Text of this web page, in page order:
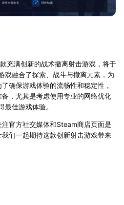
充满创新的战术撤离射击游戏，将于
戏融合了探索、战斗与撤离元素，为
确保游戏体验的流畅性和稳定性，
，尤其是考虑使用专业的网络优化
最佳游戏体验。
官方社交媒体和Steam商店页面是
们一起期待这款创新射击游戏带来